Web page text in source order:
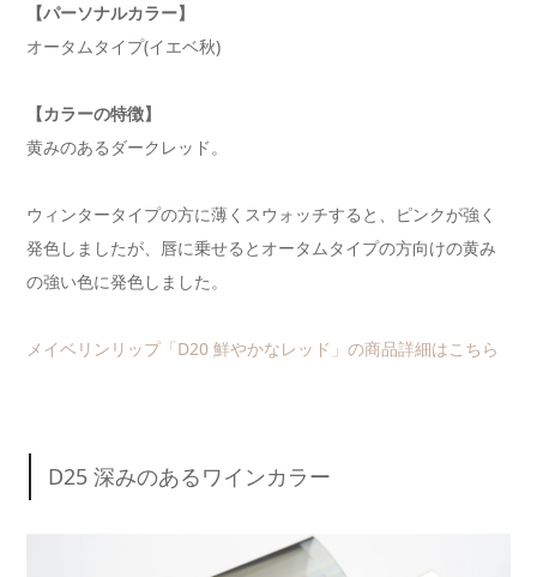
【パーソナルカラー】
オータムタイプ(イエベ秋)
【カラーの特徴】
黄みのあるダークレッド。
ウィンタータイプの方に薄くスウォッチすると、ピンクが強く
発色しましたが、唇に乗せるとオータムタイプの方向けの黄み
の強い色に発色しました。
メイベリンリップ「D20 鮮やかなレッド」の商品詳細はこちら
D25 深みのあるワインカラー